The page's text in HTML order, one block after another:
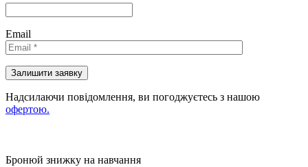
Email
Надсилаючи повідомлення, ви погоджуєтесь з нашою
офертою.
Бронюй знижку на навчання